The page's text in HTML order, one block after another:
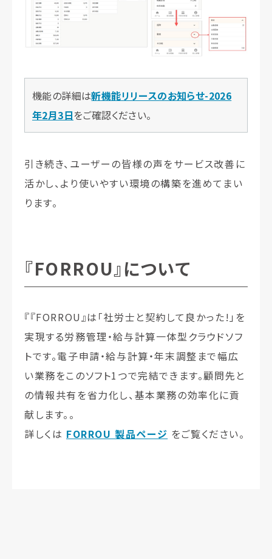
機能の詳細は新機能リリースのお知らせ-2026
年2月3日をご確認ください。
引き続き、ユーザーの皆様の声をサービス改善に
活かし、より使いやすい環境の構築を進めてまい
ります。
『FORROU』について
『『FORROU』は「社労士と契約して良かった!」を
実現する労務管理・給与計算一体型クラウドソフ
トです。電子申請・給与計算・年末調整まで幅広
い業務をこのソフト1つで完結できます。顧問先と
の情報共有を省力化し、基本業務の効率化に貢
献します。。
詳しくは FORROU 製品ページ をご覧ください。